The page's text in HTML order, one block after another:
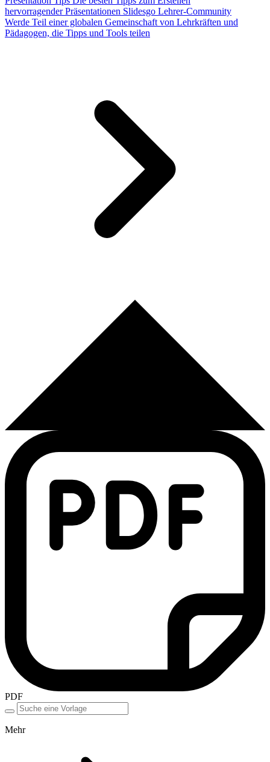
hervorragender Präsentationen Slidesgo Lehrer-Community
Werde Teil einer globalen Gemeinschaft von Lehrkräften und
Pädagogen, die Tipps und Tools teilen
PDF
Mehr